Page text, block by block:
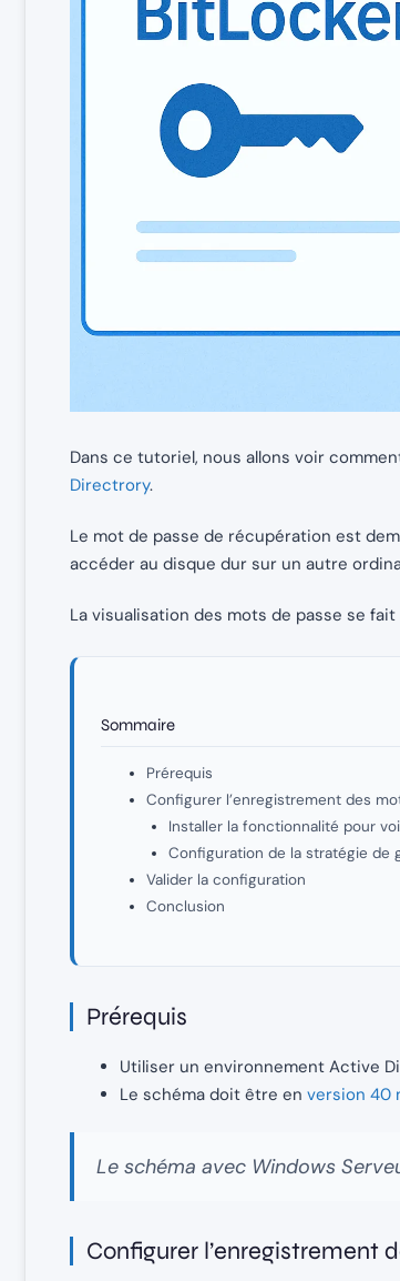
Dans ce tutoriel, nous allons voir
Directrory.
Le mot de passe de récupération est
accéder au disque dur sur un autre
La visualisation des mots de passe se fait
Sommaire
Prérequis
Configurer l’enregistrement des
Installer la fonctionnalité pour
Configuration de la stratégie de
Valider la configuration
Conclusion
Prérequis
Utiliser un environnement Active
Le schéma doit être en version 40
Le schéma avec Windows
Configurer l’enregistrement